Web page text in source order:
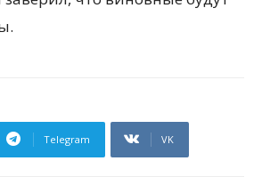
Telegram VK